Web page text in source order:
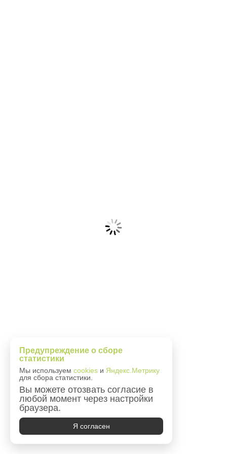
Предупреждение о сборе
статистики
Мы используем cookies и Яндекс.Метрику
для сбора статистики.
Вы можете отозвать согласие в
любой момент через настройки
браузера.
Я согласен